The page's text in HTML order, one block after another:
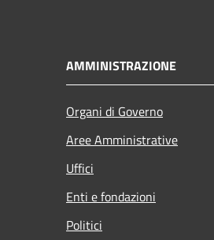
AMMINISTRAZIONE
Organi di Governo
Aree Amministrative
Uffici
Enti e fondazioni
Politici